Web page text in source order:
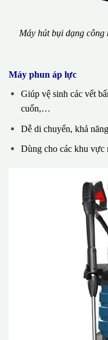
Máy hút bụi dạng
Máy phun áp lực
Giúp vệ sinh các vết
cuốn,…
Dễ di chuyển, khả
Dùng cho các khu vực